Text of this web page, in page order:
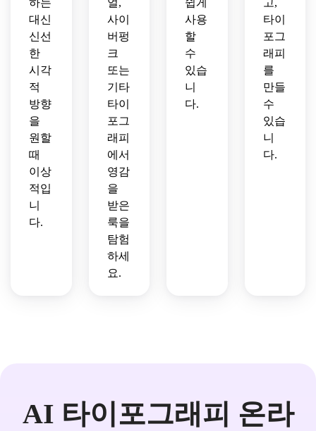
하는
대신
신선
한
시각
적
방향
을
원할
때
이상
적입
니
다.
얼,
사이
버펑
크
또는
기타
타이
포그
래피
에서
영감
을
받은
룩을
탐험
하세
요.
쉽게
사용
할
수
있습
니
다.
고,
타이
포그
래피
를
만들
수
있습
니
다.
AI 타이포그래피 온라